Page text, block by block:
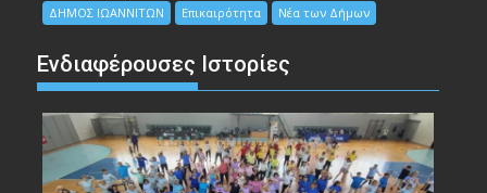
ΔΗΜΟΣ ΙΩΑΝΝΙΤΩΝ Επικαιρότητα Νέα των Δήμων
Ενδιαφέρουσες Ιστορίες